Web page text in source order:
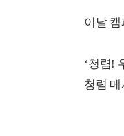
이날
‘청렴!
청렴